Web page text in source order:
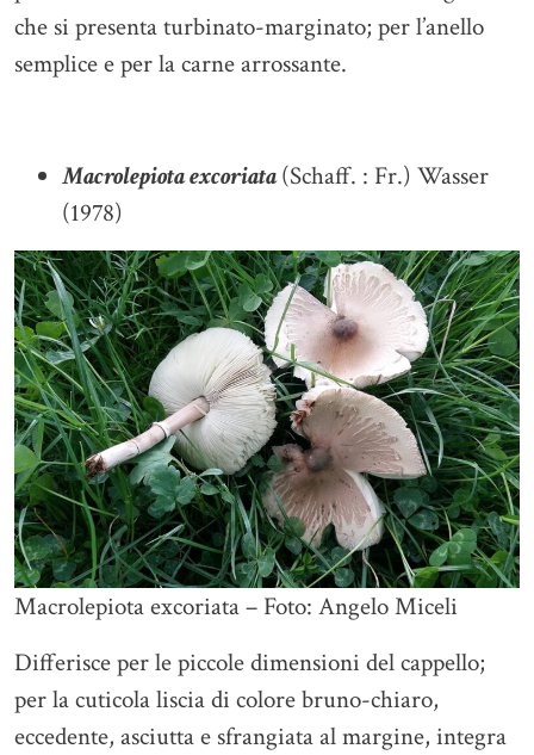
che si presenta turbinato-marginato; per l’anello
semplice e per la carne arrossante.
Macrolepiota excoriata(Schaff. : Fr.) Wasser
(1978)
Macrolepiota excoriata – Foto: Angelo Miceli
Differisce per le piccole dimensioni del cappello;
per la cuticola liscia di colore bruno-chiaro,
eccedente, asciutta e sfrangiata al margine, integra